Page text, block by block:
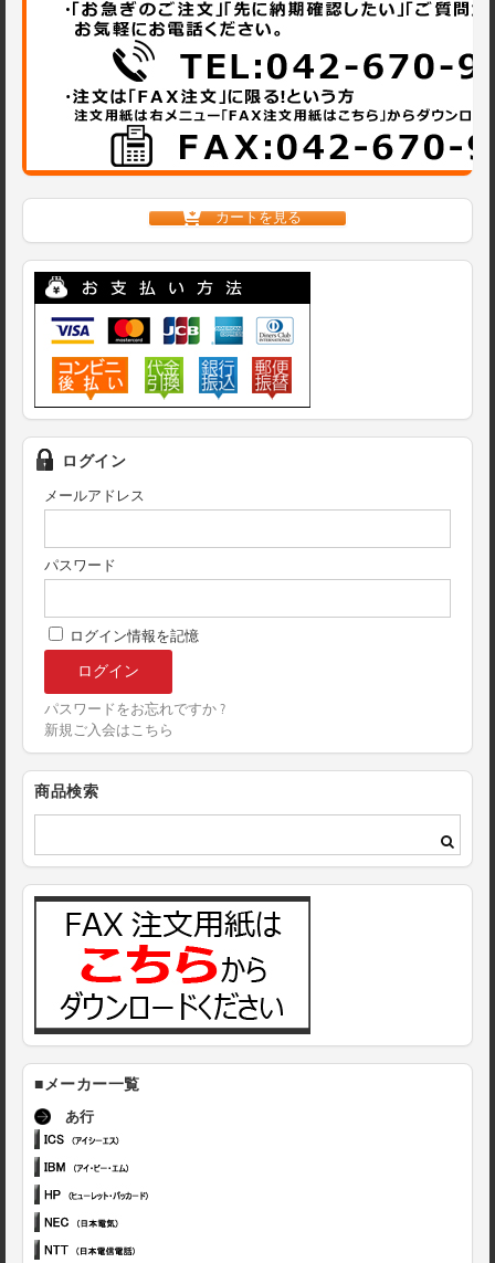
カートを見る
ログイン
メールアドレス
パスワード
ログイン情報を記憶
パスワードをお忘れですか ?
新規ご入会はこちら
商品検索
■メーカー一覧
あ行